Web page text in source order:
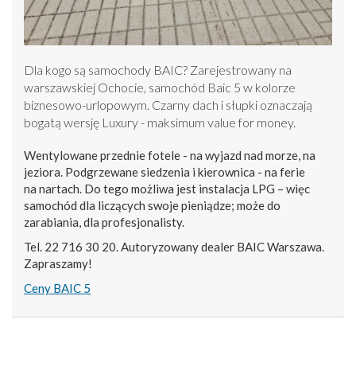
Dla kogo są samochody BAIC? Zarejestrowany na
warszawskiej Ochocie, samochód Baic 5 w kolorze
biznesowo-urlopowym. Czarny dach i słupki oznaczają
bogatą wersję Luxury - maksimum value for money.
Wentylowane przednie fotele - na wyjazd nad morze, na
jeziora. Podgrzewane siedzenia i kierownica - na ferie
na nartach. Do tego możliwa jest instalacja LPG – więc
samochód dla liczących swoje pieniądze; może do
zarabiania, dla profesjonalisty.
Tel. 22 716 30 20. Autoryzowany dealer BAIC Warszawa.
Zapraszamy!
Ceny BAIC 5